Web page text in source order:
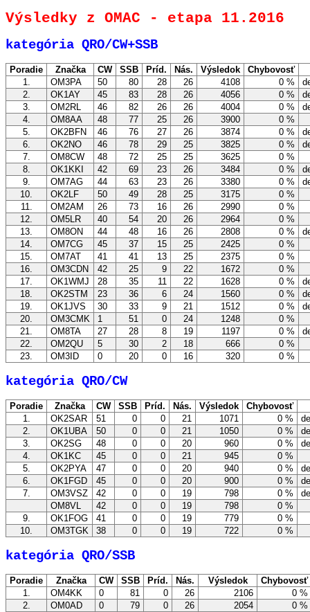
Výsledky z OMAC - etapa 11.2016
kategória QRO/CW+SSB
Poradie Značka CW SSB Príd. Nás. Výsledok
Chybovosť
1.
OM3PA 50 80 28 26 4108 0 %
2.
OK1AY 45 83 28 26 4056 0 %
3.
OM2RL 46 82 26 26 4004 0 %
4.
OM8AA 48 77 25 26 3900
0 %
5.
OK2BFN 46 76 27 26 3874 0 %
6.
OK2NO 46 78 29 25 3825 0 %
7.
OM8CW 48 72 25 25 3625
0 %
8.
OK1KKI 42 69 23 26 3484 0 %
9.
OM7AG 44 63 23 26 3380 0 %
10.
OK2LF 50 49 28 25 3175
0 %
11.
OM2AM 26 73 16 26 2990
0 %
12.
OM5LR 40 54 20 26 2964
0 %
13.
OM8ON 44 48 16 26 2808 0 %
14.
OM7CG 45 37 15 25 2425
0 %
15.
OM7AT 41 41 13 25 2375
0 %
16.
OM3CDN 42 25 9 22 1672
0 %
17.
OK1WMJ 28 35 11 22 1628 0 %
18.
OK2STM 23 36 6 24 1560 0 %
19.
OK1JVS 30 33 9 21 1512 0 %
20.
OM3CMK 1 51 0 24 1248
0 %
21.
OM8TA 27 28 8 19 1197 0 %
22.
OM2QU 5 30 2 18 666
0 %
23.
OM3ID 0 20 0 16 320 0 %
kategória QRO/CW
Poradie Značka CW SSB Príd. Nás. Výsledok
Chybovosť
1.
OK2SAR 51 0 0 21 1071 0 %
2.
OK1UBA 50 0 0 21 1050 0 %
3.
OK2SG 48 0 0 20 960 0 %
4.
OK1KC 45 0 0 21 945
0 %
5.
OK2PYA 47 0 0 20 940 0 %
6.
OK1FGD 45 0 0 20 900 0 %
7.
OM3VSZ 42 0 0 19 798 0 %
OM8VL
42 0 0 19 798
0 %
9.
OK1FOG 41 0 0 19 779
0 %
10.
OM3TGK 38 0 0 19 722 0 %
kategória QRO/SSB
Poradie Značka CW SSB Príd. Nás. Výsledok
Chybovosť
1.
OM4KK 0 81 0 26 2106
0 %
2.
OM0AD 0 79 0 26 2054
0 %